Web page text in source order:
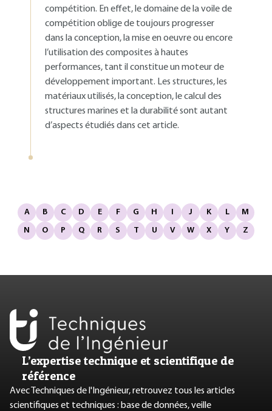
compétition. En effet, le domaine de la voile de
compétition oblige de toujours progresser
dans la conception, la mise en oeuvre ou encore
l’utilisation des composites à hautes
performances, tant il constitue un moteur de
développement important. Les structures, les
matériaux utilisés, la conception, le calcul des
structures marines et la durabilité sont autant
d’aspects étudiés dans cet article.
A B C D E F G H I J K L
M
N
O P Q R S T U V W X Y Z
L’expertise technique et scientifique de
référence
Avec Techniques de l'Ingénieur, retrouvez tous les articles
scientifiques et techniques : base de données, veille